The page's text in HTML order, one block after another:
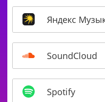
Яндекс
SoundCloud
Spotify